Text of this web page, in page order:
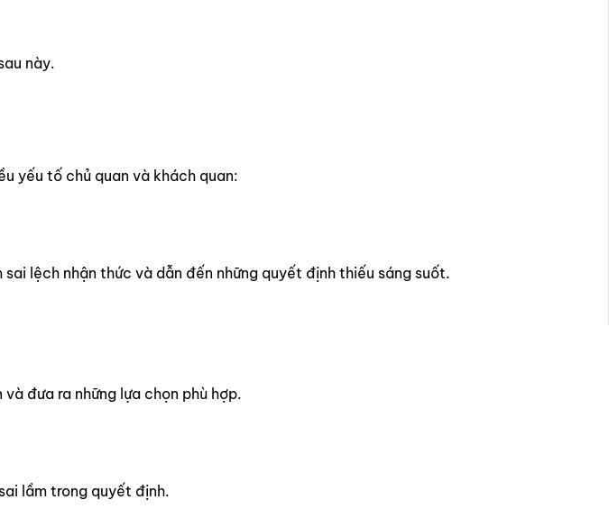
này.
yếu tố chủ quan và khách quan:
lệch nhận thức và dẫn đến những quyết định thiếu sáng suốt.
đưa ra những lựa chọn phù hợp.
lầm trong quyết định.